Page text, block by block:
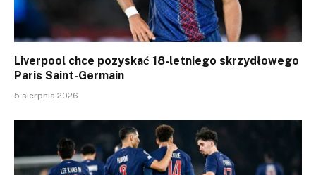
Liverpool chce pozyskać 18-letniego skrzydłowego
Paris Saint-Germain
5 sierpnia 2026